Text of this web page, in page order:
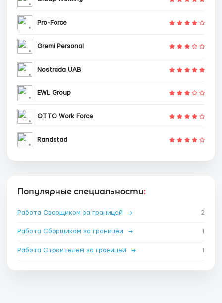
Pro-Force
Gremi Personal
Nostrada UAB
EWL Group
OTTO Work Force
Randstad
Популярные специальности:
Работа Сварщиком за границей → 2
Работа Сборщиком за границей → 1
Работа Строителем за границей → 1